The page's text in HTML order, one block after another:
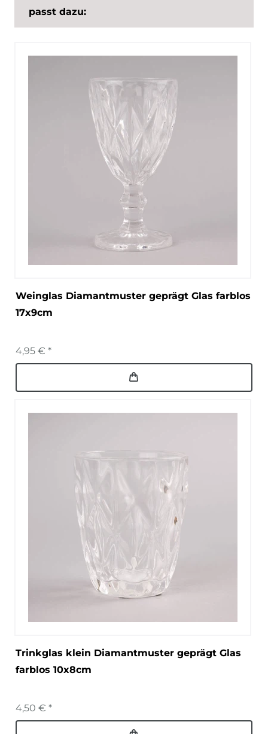
passt dazu:
Weinglas Diamantmuster geprägt Glas farblos
17x9cm
4,95 € *
Trinkglas klein Diamantmuster geprägt Glas
farblos 10x8cm
4,50 € *